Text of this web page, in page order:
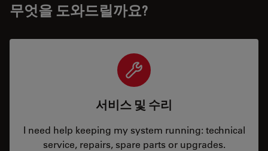
무엇을 도와드릴까요?
서비스 및 수리
I need help keeping my system running: technical
service, repairs, spare parts or upgrades.